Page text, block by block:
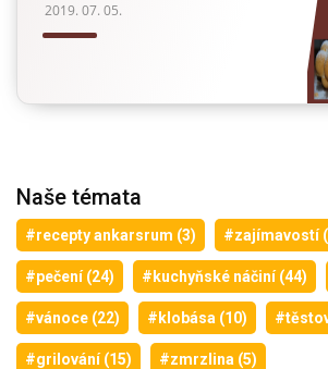
2019. 07. 05.
Naše témata
#recepty ankarsrum (3) #zajímavostí
#pečení (24) #kuchyňské náčiní (44)
#vánoce (22) #klobása (10)
#grilování (15) #zmrzlina (5)